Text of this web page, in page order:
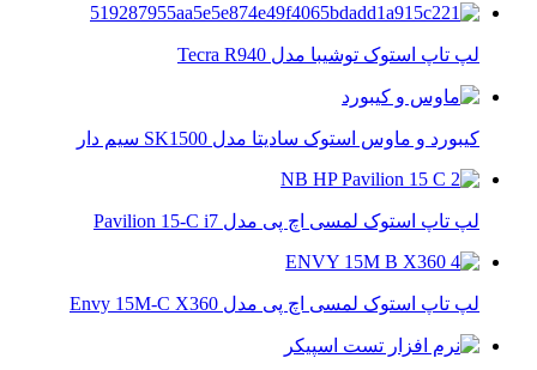
لپ تاپ استوک توشیبا مدل Tecra R940
کیبورد و ماوس استوک سادیتا مدل SK1500 سیم دار
لپ تاپ استوک لمسی اچ پی مدل Pavilion 15-C i7
لپ تاپ استوک لمسی اچ پی مدل Envy 15M-C X360